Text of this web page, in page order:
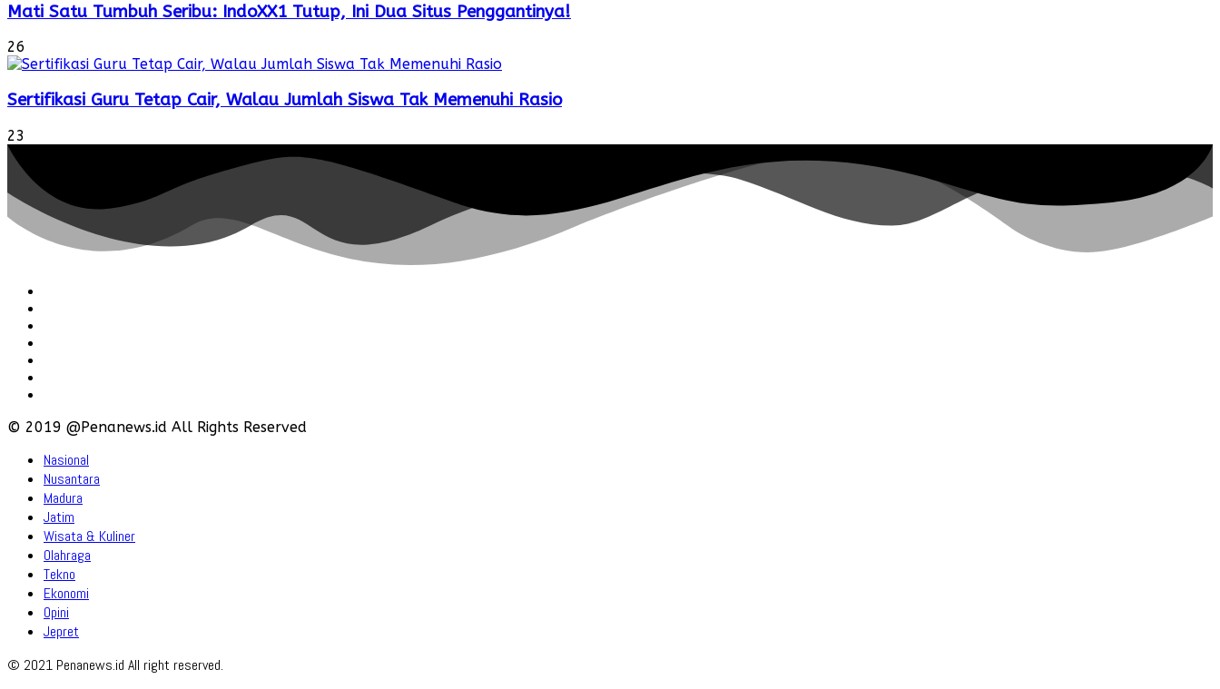
Mati Satu Tumbuh Seribu: IndoXX1 Tutup, Ini Dua Situs Penggantinya!
26
Sertifikasi Guru Tetap Cair, Walau Jumlah Siswa Tak Memenuhi Rasio
23
© 2019 @Penanews.id All Rights Reserved
Nasional
Nusantara
Madura
Jatim
Wisata & Kuliner
Olahraga
Tekno
Ekonomi
Opini
Jepret
© 2021 Penanews.id All right reserved.